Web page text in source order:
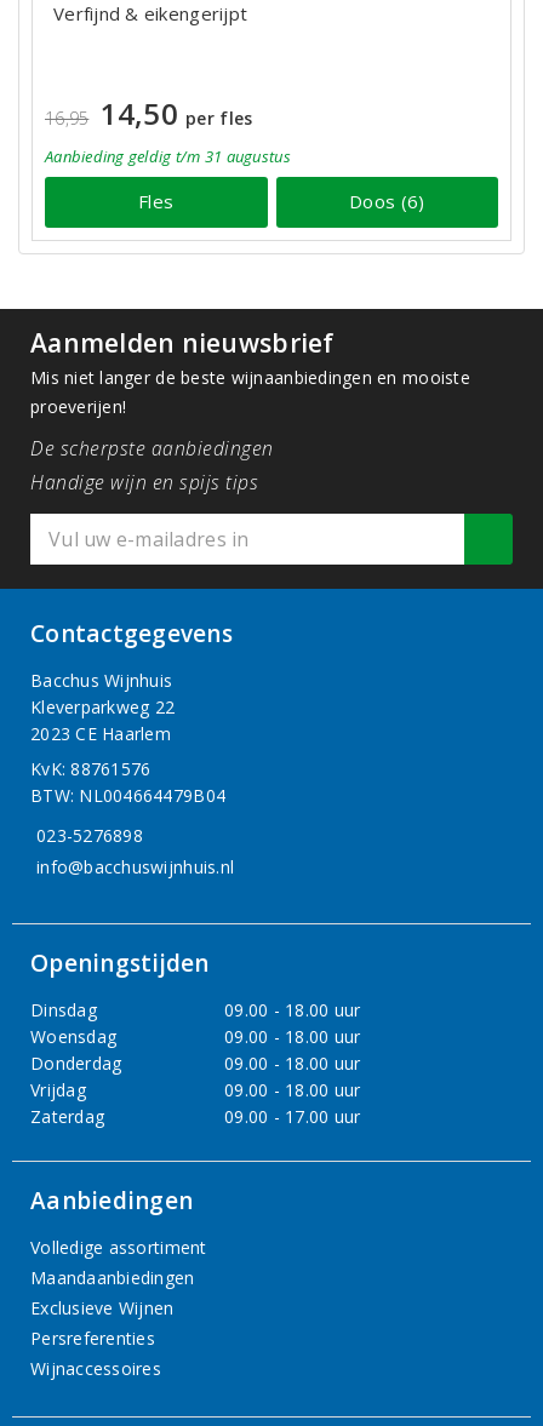
Verfijnd & eikengerijpt
16,95 14,50 per fles
Aanbieding geldig t/m 31 augustus
Fles Doos (6)
Aanmelden nieuwsbrief
Mis niet langer de beste wijnaanbiedingen en mooiste
proeverijen!
De scherpste aanbiedingen
Handige wijn en spijs tips
Contactgegevens
Bacchus Wijnhuis
Kleverparkweg 22
2023 CE Haarlem
KvK: 88761576
BTW: NL004664479B04
023-5276898
info@bacchuswijnhuis.nl
Openingstijden
Dinsdag
09.00 - 18.00 uur
Woensdag
09.00 - 18.00 uur
Donderdag
09.00 - 18.00 uur
Vrijdag
09.00 - 18.00 uur
Zaterdag
09.00 - 17.00 uur
Aanbiedingen
Volledige assortiment
Maandaanbiedingen
Exclusieve Wijnen
Persreferenties
Wijnaccessoires